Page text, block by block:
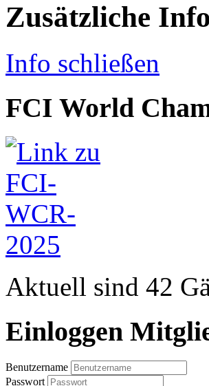
Zusätzliche
Info schließen
FCI World
Aktuell sind 42
Einloggen
Benutzername
Passwort